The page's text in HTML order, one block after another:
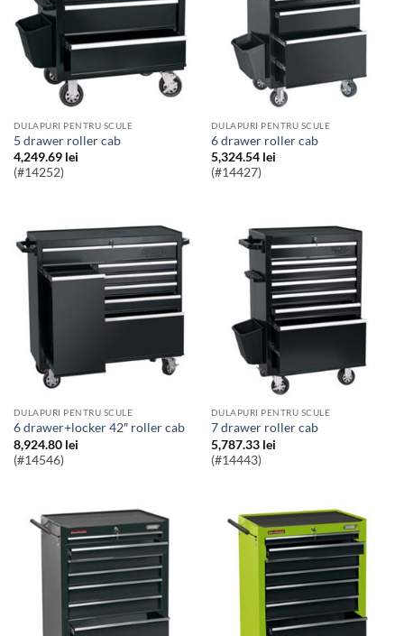
DULAPURI PENTRU SCULE
5 drawer roller cab
4,249.69 lei
(#14252)
DULAPURI PENTRU SCULE
6 drawer roller cab
5,324.54 lei
(#14427)
DULAPURI PENTRU SCULE
6 drawer+locker 42″ roller cab
8,924.80 lei
(#14546)
DULAPURI PENTRU SCULE
7 drawer roller cab
5,787.33 lei
(#14443)